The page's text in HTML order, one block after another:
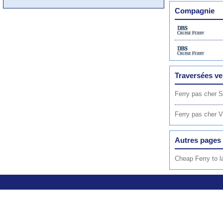
Compagnie
Traversées
Ferry pas cher
Ferry pas cher
Autres pages
Cheap Ferry to